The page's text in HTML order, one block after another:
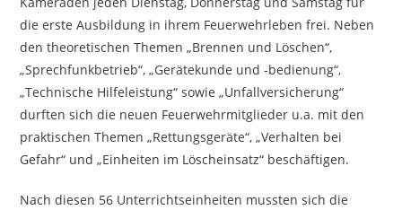
die erste Ausbildung in ihrem Feuerwehrleben frei. Neben
den theoretischen Themen „Brennen und Löschen“,
„Sprechfunkbetrieb“, „Gerätekunde und -bedienung“,
„Technische Hilfeleistung“ sowie „Unfallversicherung“
durften sich die neuen Feuerwehrmitglieder u.a. mit den
praktischen Themen „Rettungsgeräte“, „Verhalten bei
Gefahr“ und „Einheiten im Löscheinsatz“ beschäftigen.
Nach diesen 56 Unterrichtseinheiten mussten sich die